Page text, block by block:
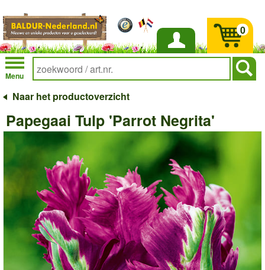
Inloggen
Menu
0
Naar het productoverzicht
Papegaai Tulp 'Parrot Negrita'